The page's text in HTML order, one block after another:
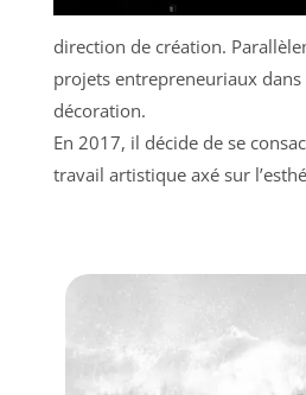
direction de création.
projets entrepreneuriaux dans
décoration.
En 2017, il décide de se
travail artistique axé sur